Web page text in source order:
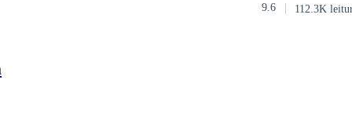
Ella viene huyendo de su pasado buscando poder reconstruir
9.6 112.3K